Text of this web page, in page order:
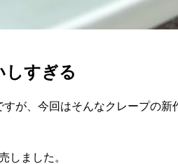
すぎる
が、今回はそんなクレープの
しました。